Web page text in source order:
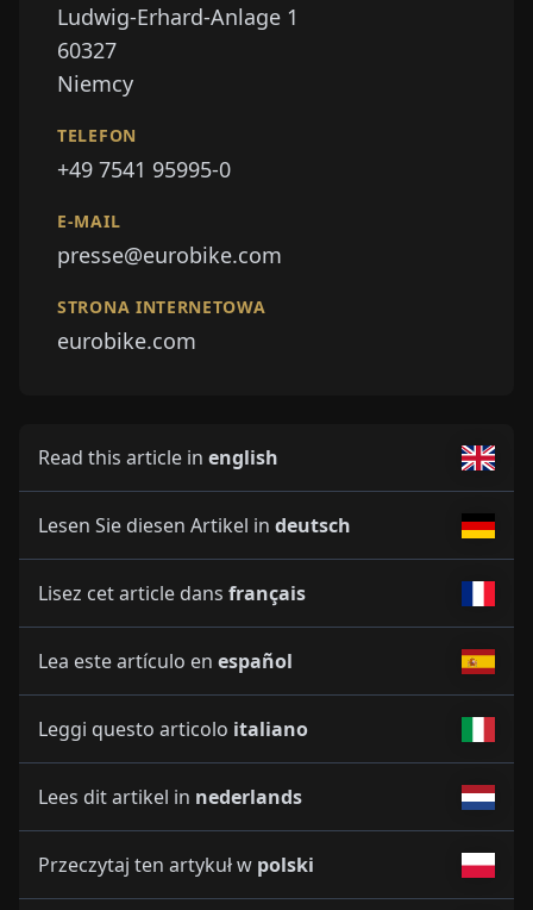
Ludwig-Erhard-Anlage 1
60327
Niemcy
TELEFON
+49 7541 95995-0
E-MAIL
presse@eurobike.com
STRONA INTERNETOWA
eurobike.com
Read this article in english
Lesen Sie diesen Artikel in deutsch
Lisez cet article dans français
Lea este artículo en español
Leggi questo articolo italiano
Lees dit artikel in nederlands
Przeczytaj ten artykuł w polski